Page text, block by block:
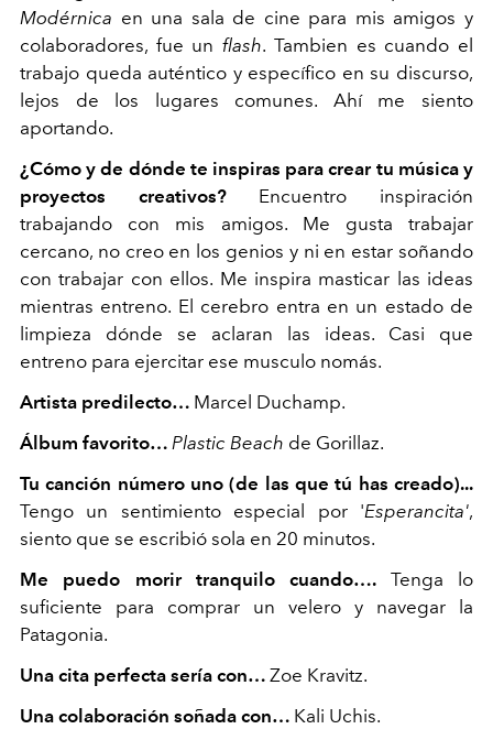
Modérnica en una sala de cine para mis amigos y
colaboradores, fue unflash. Tambien es cuando el
trabajo queda auténtico y específico en su discurso,
lejos de los lugares comunes. Ahí me siento
aportando.
¿Cómo y de dónde te inspiras para crear tu música y
proyectos creativos? Encuentro inspiración
trabajando con mis amigos. Me gusta trabajar
cercano, no creo en los genios y ni en estar soñando
con trabajar con ellos. Me inspira masticar las ideas
mientras entreno. El cerebro entra en un estado de
limpieza dónde se aclaran las ideas. Casi que
entreno para ejercitar ese musculo nomás.
Artista predilecto… Marcel Duchamp.
Álbum favorito… Plastic Beach de Gorillaz.
Tu canción número uno (de las que tú has creado)...
Tengo un sentimiento especial por 'Esperancita',
siento que se escribió sola en 20 minutos.
Me puedo morir tranquilo cuando…. Tenga lo
suficiente para comprar un velero y navegar la
Patagonia.
Una cita perfecta sería con… Zoe Kravitz.
Una colaboración soñada con… Kali Uchis.